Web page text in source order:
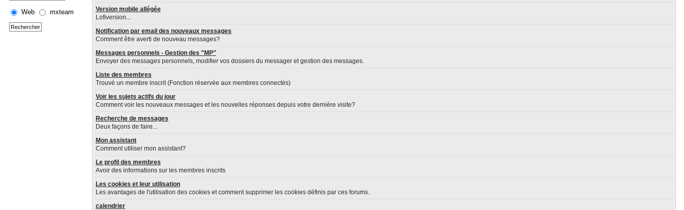
Web mxteam
Version mobile allégée
Lofiversion...
Notification par email des nouveaux messages
Comment être averti de nouveau messages?
Messages personnels - Gestion des "MP"
Envoyer des messages personnels, modifier vos dossiers du messager et gestion des messages.
Liste des membres
Trouvé un membre inscrit (Fonction réservée aux membres connectés)
Voir les sujets actifs du jour
Comment voir les nouveaux messages et les nouvelles réponses depuis votre dernière visite?
Recherche de messages
Deux façons de faire...
Mon assistant
Comment utiliser mon assistant?
Le profil des membres
Avoir des informations sur les membres inscrits
Les cookies et leur utilisation
Les avantages de l'utilisation des cookies et comment supprimer les cookies définis par ces forums.
calendrier